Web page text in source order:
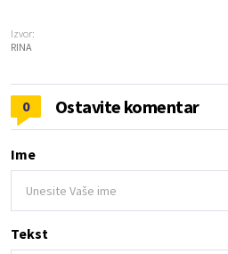
Izvor:
RINA
0 Ostavite komentar
Ime
Tekst